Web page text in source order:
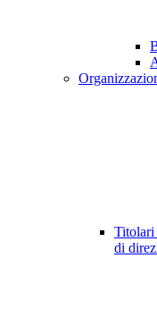
Titolari
di